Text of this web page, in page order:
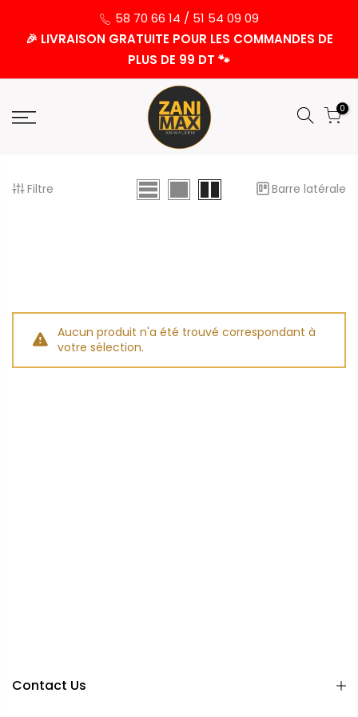
58 70 66 14 / 51 54 09 09
🎉 LIVRAISON GRATUITE POUR LES COMMANDES DE
PLUS DE 99 DT 🐾
0
Filtre Barre latérale
Aucun produit n'a été trouvé correspondant à
votre sélection.
Contact Us